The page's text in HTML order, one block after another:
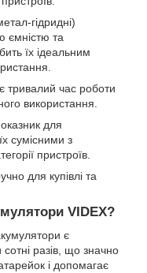
гідридні)
ємністю та
їх ідеальним
тривалий час роботи
використання.
для
сумісними з
пристроїв.
для купівлі та
VIDEX?
є
разів, що значно
і допомагає